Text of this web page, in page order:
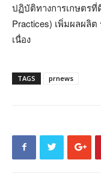
ปฏิบัติทางการเกษตรที่
Practices) เพิ่มผลผลิ
เนื่อง
TAGS prnews